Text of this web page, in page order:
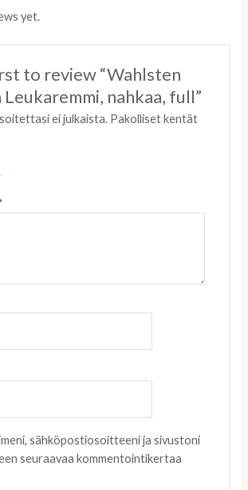
yet.
to review “Wahlsten
Leukaremmi, nahkaa, full”
ei julkaista. Pakolliset kentät
sähköpostiosoitteeni ja sivustoni
seuraavaa kommentointikertaa